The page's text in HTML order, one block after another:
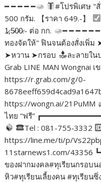
━ ━ ━ ━ ━
#โปรพิเศษ "สั่
500 กรัม. 【ราคา 649.-】
1̷,5̷0̷0̷.- ต่อ กก.
━ ━ ━ ━ ━
ทองจัดให้" ฟินจนต้องสั่งเพิ่
➤หวาน ➤กรอบ
ละลายใน
Grab LINE MAN Wongnai
https://r.grab.com/g/0-
https://wongn.ai/21PuMM
ไทย “ฟรี”
Tel : 081-755-3332
https://line.me/ti/p/
11starnews1.com/43356
ของฝากมงคล#ทุเรียนกรอบ
หิว#ทุเรียนเลี้ยงคน #ทุเรียน